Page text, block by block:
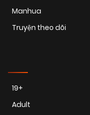
Manhua
Truyện theo dõi
19+
Adult